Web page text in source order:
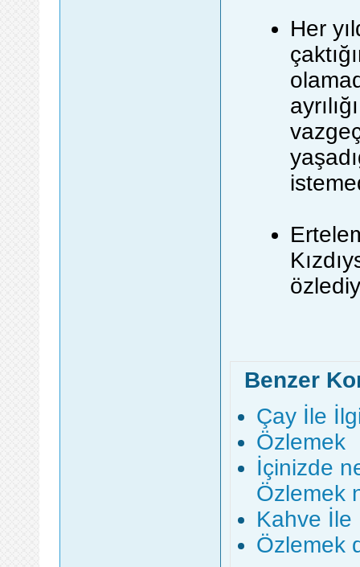
Her
Benzer
Çay İle
Özlemek
İçinizde
Özlemek
Kahve İle
Özlemek